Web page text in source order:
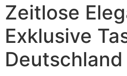
Zeitlose
Exklusive
Deutschland